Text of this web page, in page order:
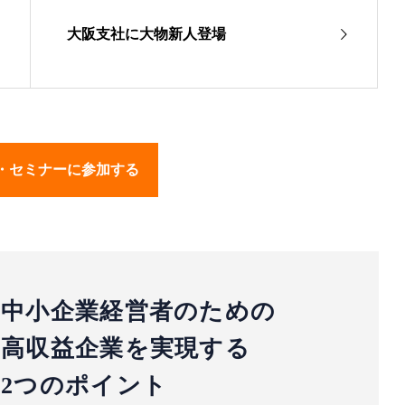
大阪支社に大物新人登場
セミナーに参加する
中小企業経営者のための
高収益企業を実現する
2つのポイント